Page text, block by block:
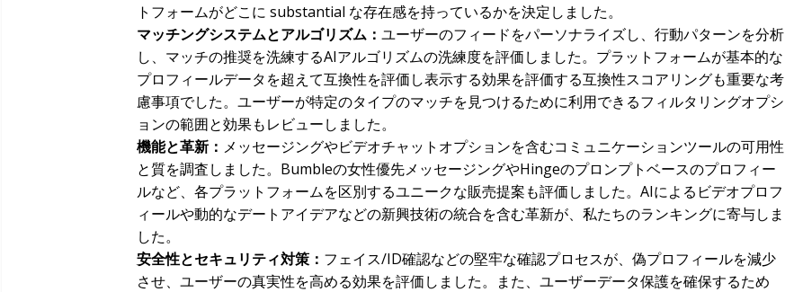
トフォームがどこに substantial な存在感を持っているかを決定しました。
マッチングシステムとアルゴリズム： ユーザーのフィードをパーソナライズし、行動パターンを分析
し、マッチの推奨を洗練するAIアルゴリズムの洗練度を評価しました。プラットフォームが基本的な
プロフィールデータを超えて互換性を評価し表示する効果を評価する互換性スコアリングも重要な考
慮事項でした。ユーザーが特定のタイプのマッチを見つけるために利用できるフィルタリングオプシ
ョンの範囲と効果もレビューしました。
機能と革新： メッセージングやビデオチャットオプションを含むコミュニケーションツールの可用性
と質を調査しました。Bumbleの女性優先メッセージングやHingeのプロンプトベースのプロフィー
ルなど、各プラットフォームを区別するユニークな販売提案も評価しました。AIによるビデオプロフ
ィールや動的なデートアイデアなどの新興技術の統合を含む革新が、私たちのランキングに寄与しま
した。
安全性とセキュリティ対策： フェイス/ID確認などの堅牢な確認プロセスが、偽プロフィールを減少
させ、ユーザーの真実性を高める効果を評価しました。また、ユーザーデータ保護を確保するため